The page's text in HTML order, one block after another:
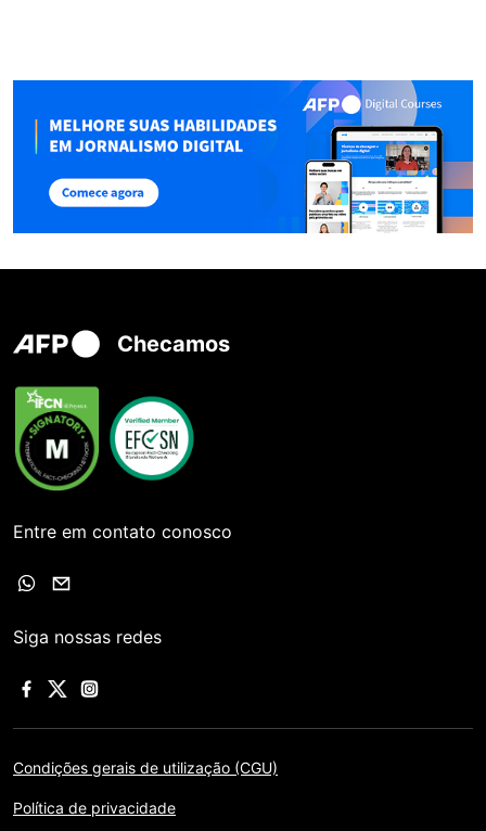
Checamos
Entre em contato conosco
Siga nossas redes
Condições gerais de utilização (CGU)
Política de privacidade